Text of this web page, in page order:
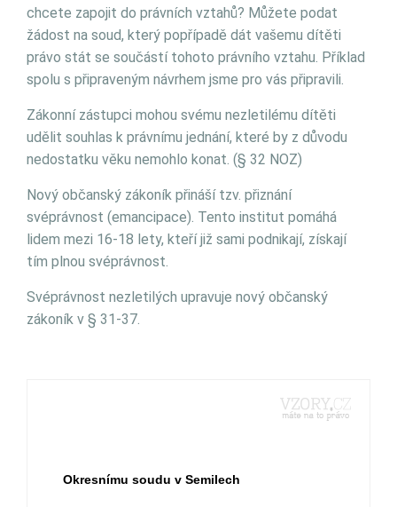
chcete zapojit do právních vztahů? Můžete podat
žádost na soud, který popřípadě dát vašemu dítěti
právo stát se součástí tohoto právního vztahu. Příklad
spolu s připraveným návrhem jsme pro vás připravili.
Zákonní zástupci mohou svému nezletilému dítěti
udělit souhlas k právnímu jednání, které by z důvodu
nedostatku věku nemohlo konat. (§ 32 NOZ)
Nový občanský zákoník přináší tzv. přiznání
svéprávnost (emancipace). Tento institut pomáhá
lidem mezi 16-18 lety, kteří již sami podnikají, získají
tím plnou svéprávnost.
Svéprávnost nezletilých upravuje nový občanský
zákoník v § 31-37.
Okresnímu soudu v Semilech